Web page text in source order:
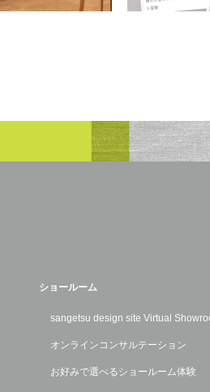
ショールーム
sangetsu design site Virtual
オンラインコンサルテーション
お好みで選べるショールーム体験